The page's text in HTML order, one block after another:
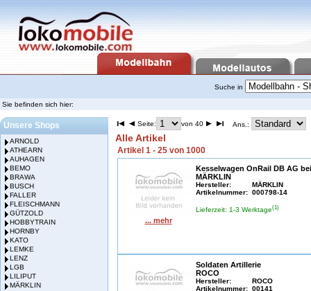
Suche in
Sie befinden sich hier:
Unsere Shops
ARNOLD
ATHEARN
AUHAGEN
BEMO
BRAWA
BUSCH
FALLER
FLEISCHMANN
GÜTZOLD
HOBBYTRAIN
HORNBY
KATO
LEMKE
LENZ
LGB
LILIPUT
MÄRKLIN
Seite: von 40 Ans.:
Alle Artikel
Artikel 1 - 25 von 1000
... mehr
Kesselwagen OnRail DB AG
MÄRKLIN
Hersteller:
MÄRKLIN
Artikelnummer: 000798-14
Lieferzeit: 1-3 Werktage(1)
Soldaten Artillerie
ROCO
Hersteller:
ROCO
Artikelnummer: 00141